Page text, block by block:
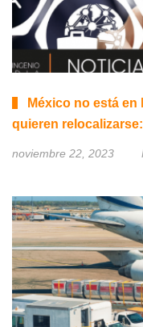
México no está
quieren
noviembre 22, 2023